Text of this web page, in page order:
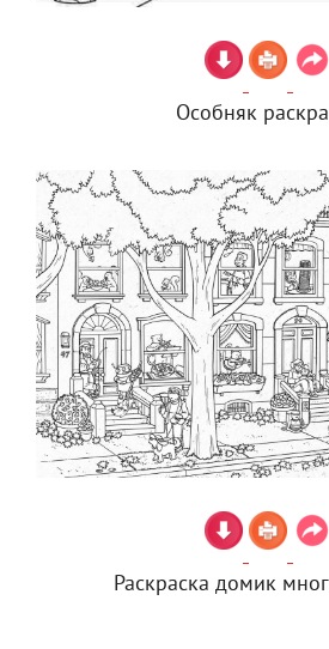
Особняк
Раскраска домик